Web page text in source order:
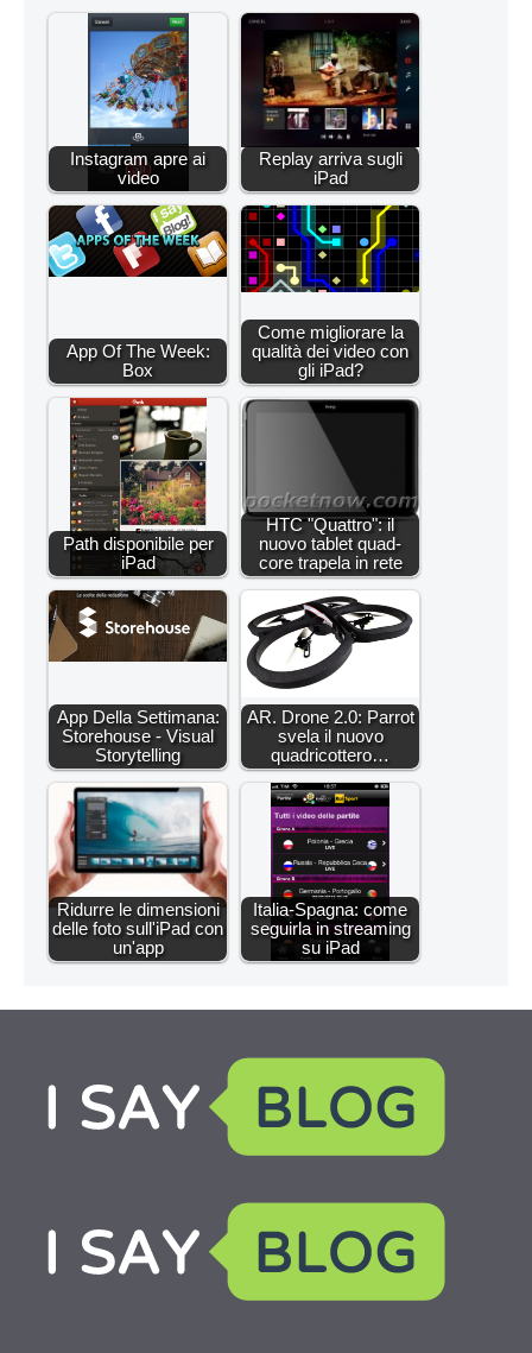
Instagram apre ai
video
Replay arriva sugli
iPad
App Of The Week:
Box
Come migliorare la
qualità dei video con
gli iPad?
Path disponibile per
iPad
HTC "Quattro": il
nuovo tablet quad-
core trapela in rete
App Della Settimana:
Storehouse - Visual
Storytelling
AR. Drone 2.0: Parrot
svela il nuovo
quadricottero…
Ridurre le dimensioni
delle foto sull'iPad con
un'app
Italia-Spagna: come
seguirla in streaming
su iPad